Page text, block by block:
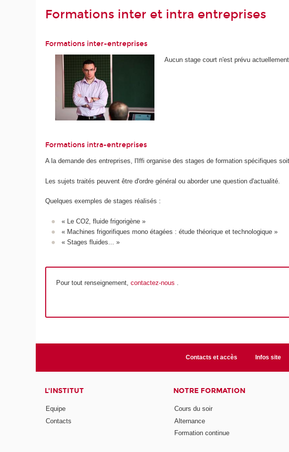
Formations inter et intra entreprises
Formations inter-entreprises
Aucun stage court n'est prévu
Formations intra-entreprises
A la demande des entreprises, l'Iffi organise des stages de formation spécifiques
Les sujets traités peuvent être d'ordre général ou aborder une question d'actualité.
Quelques exemples de stages réalisés :
« Le CO2, fluide frigorigène »
« Machines frigorifiques mono étagées : étude théorique et technologique »
« Stages fluides... »
Pour tout renseignement, contactez-nous
Contacts et accès Infos site
L'INSTITUT
Equipe
Contacts
NOTRE FORMATION
Cours du soir
Alternance
Formation continue